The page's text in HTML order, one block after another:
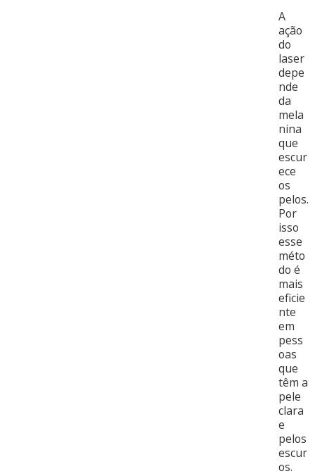
A
ação
do
laser
depe
nde
da
mela
nina
que
escur
ece
os
pelos.
Por
isso
esse
méto
do é
mais
eficie
nte
em
pess
oas
que
têm a
pele
clara
e
pelos
escur
os.